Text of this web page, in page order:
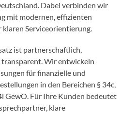
Dabei verbinden wir
mit modernen, effizienten
klaren Serviceorientierung.
ist partnerschaftlich,
Wir entwickeln
für finanzielle und
in den Bereichen § 34c,
GewO. Für Ihre Kunden bedeutet
klare